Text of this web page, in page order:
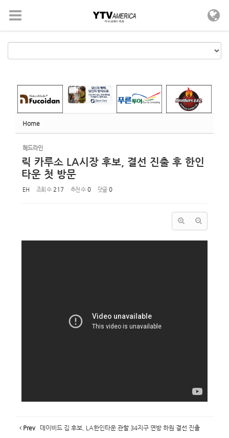
Home
헤드라인
릭 카루소 LA시장 후보, 결선 진출 후 한인
타운 첫 방문
EH 조회 수 217 추천 수 0 댓글 0
Prev 데이비드 김 후보, LA한인타운 관할 34지구 연방 하원 결선 진출